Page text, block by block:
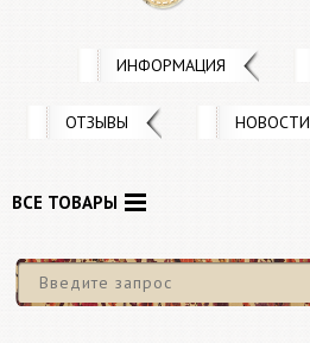
ИНФОРМАЦИЯ
ОТЗЫВЫ НОВОСТИ
ВСЕ ТОВАРЫ